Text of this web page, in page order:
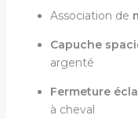
Association de
Capuche
argenté
Fermeture
à cheval